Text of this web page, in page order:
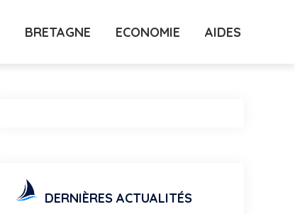
BRETAGNE ECONOMIE AIDES
DERNIÈRES ACTUALITÉS